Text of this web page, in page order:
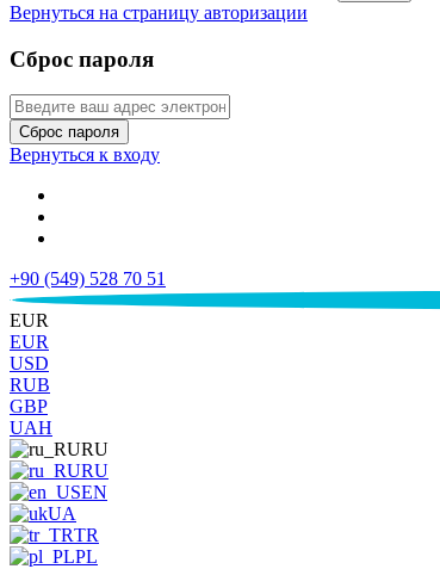
Вернуться на страницу авторизации
Сброс пароля
Сброс пароля
Вернуться к входу
+90 (549) 528 70 51
€
EUR
EUR
USD
RUB
GBP
UAH
RU
RU
EN
UA
TR
PL